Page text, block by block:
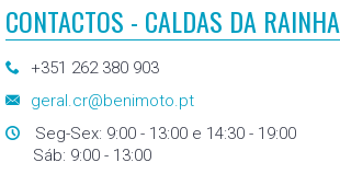
CONTACTOS - CALDAS DA RAINHA
+351 262 380 903
geral.cr@benimoto.pt
Seg-Sex: 9:00 - 13:00 e 14:30 - 19:00
Sáb: 9:00 - 13:00